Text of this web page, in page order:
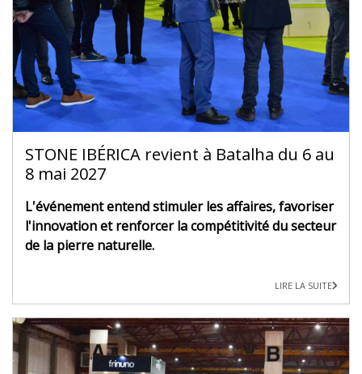
STONE IBÉRICA revient à Batalha du 6 au
8 mai 2027
L'événement entend stimuler les affaires, favoriser
l'innovation et renforcer la compétitivité du secteur
de la pierre naturelle.
LIRE LA SUITE